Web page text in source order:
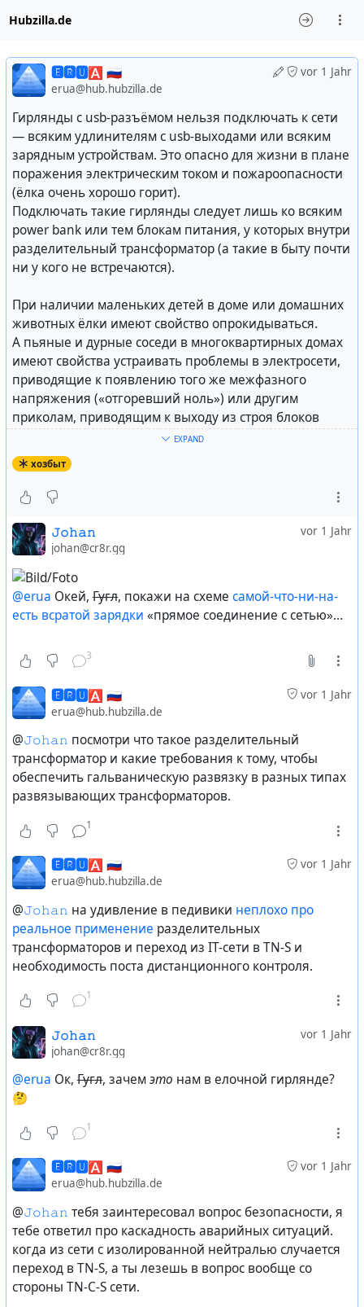
Hubzilla.de
vor 1 Jahr
🅴🆁🆄🅰 🇷🇺
erua@hub.hubzilla.de
Гирлянды с usb-разъёмом нельзя подключать к сети
— всяким удлинителям с usb-выходами или всяким
зарядным устройствам. Это опасно для жизни в плане
поражения электрическим током и пожароопасности
(ёлка очень хорошо горит).
Подключать такие гирлянды следует лишь ко всяким
power bank или тем блокам питания, у которых внутри
разделительный трансформатор (а такие в быту почти
ни у кого не встречаются).
При наличии маленьких детей в доме или домашних
животных ёлки имеют свойство опрокидываться.
А пьяные и дурные соседи в многоквартирных домах
имеют свойства устраивать проблемы в электросети,
приводящие к появлению того же межфазного
напряжения («отгоревший ноль») или другим
приколам, приводящим к выходу из строя блоков
Блоки питания в зарядных устройствах или всяких
современных удлинителях с usb-выходами давным
трансформаторы. Т.е. соединяют гирлянду
электрически напрямую с электросетью на 230-240В,
хоть и через полупроводниковую силовую
электронику. Которая имеет свойство гореть —
выходить из строя делая всю гирлянду крайне
опасной вещью под серьёзным напряжением.
Обычная же светодиодная гирлянда от power bank
больше.
#электротехника# безопасность#хозбыт@Russia
EXPAND
хозбыт
vor 1 Jahr
𝙹𝚘𝚑𝚊𝚗
johan@cr8r.gg
@erua Окей, Гугл, покажи на схеме самой-что-ни-на-
есть всратой зарядки «прямое соединение с сетью»...
3
vor 1 Jahr
🅴🆁🆄🅰 🇷🇺
erua@hub.hubzilla.de
@𝙹𝚘𝚑𝚊𝚗 посмотри что такое разделительный
трансформатор и какие требования к тому, чтобы
обеспечить гальваническую развязку в разных типах
развязывающих трансформаторов.
1
vor 1 Jahr
🅴🆁🆄🅰 🇷🇺
erua@hub.hubzilla.de
@𝙹𝚘𝚑𝚊𝚗 на удивление в педивики неплохо про
реальное применение разделительных
трансформаторов и переход из IT-сети в TN-S и
необходимость поста дистанционного контроля.
1
vor 1 Jahr
𝙹𝚘𝚑𝚊𝚗
johan@cr8r.gg
@erua Ок, Гугл, зачемэто нам в елочной гирлянде?
🤔
1
vor 1 Jahr
🅴🆁🆄🅰 🇷🇺
erua@hub.hubzilla.de
@𝙹𝚘𝚑𝚊𝚗 тебя заинтересовал вопрос безопасности, я
тебе ответил про каскадность аварийных ситуаций.
когда из сети с изолированной нейтралью случается
переход в TN-S, а ты лезешь в вопрос вообще со
стороны TN-C-S сети.